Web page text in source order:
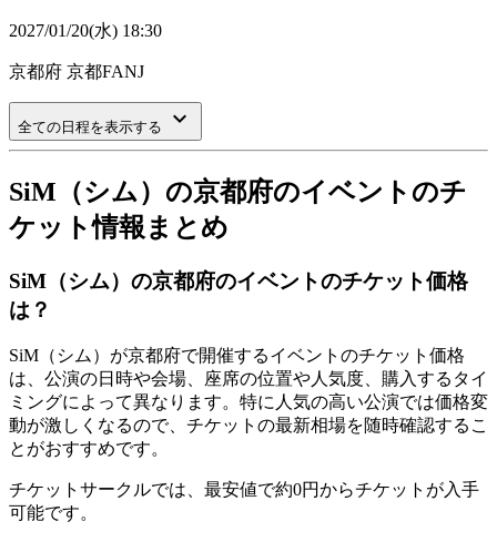
2027/01/20(水) 18:30
京都府 京都FANJ
全ての日程を表示する keyboard_arrow_down
SiM（シム）の京都府のイベントのチ
ケット情報まとめ
SiM（シム）の京都府のイベントのチケット価格
は？
SiM（シム）が京都府で開催するイベントのチケット価格
は、公演の日時や会場、座席の位置や人気度、購入するタイ
ミングによって異なります。特に人気の高い公演では価格変
動が激しくなるので、チケットの最新相場を随時確認するこ
とがおすすめです。
チケットサークルでは、最安値で約0円からチケットが入手
可能です。